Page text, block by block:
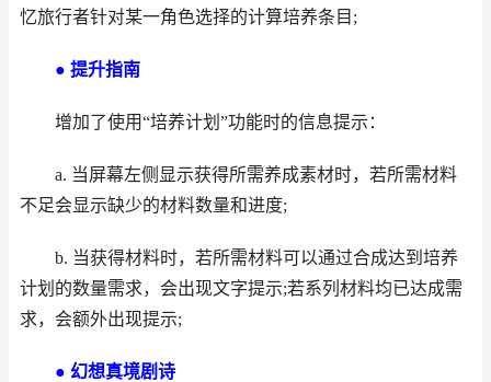
忆旅行者针对某一角色选择的计算培养条目;
● 提升指南
增加了使用“培养计划”功能时的信息提示：
a. 当屏幕左侧显示获得所需养成素材时，若所需材料
不足会显示缺少的材料数量和进度;
b. 当获得材料时，若所需材料可以通过合成达到培养
计划的数量需求，会出现文字提示;若系列材料均已达成需
求，会额外出现提示;
● 幻想真境剧诗